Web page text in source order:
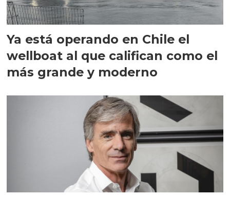
Ya está operando en Chile el
wellboat al que califican como el
más grande y moderno